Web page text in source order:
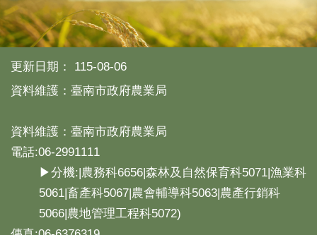
更新日期：
115-08-06
資料維護：臺南市政府農業局
資料維護：臺南市政府農業局
電話:06-2991111
▶分機:|農務科6656|森林及自然保育科5071|漁業科
5061|畜產科5067|農會輔導科5063|農產行銷科
5066|農地管理工程科5072)